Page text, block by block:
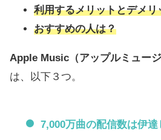
利用するメリットとデメリ
おすすめの人は？
Apple Music（アップルミュージ
は、以下３つ。
7,000万曲の配信数は伊達